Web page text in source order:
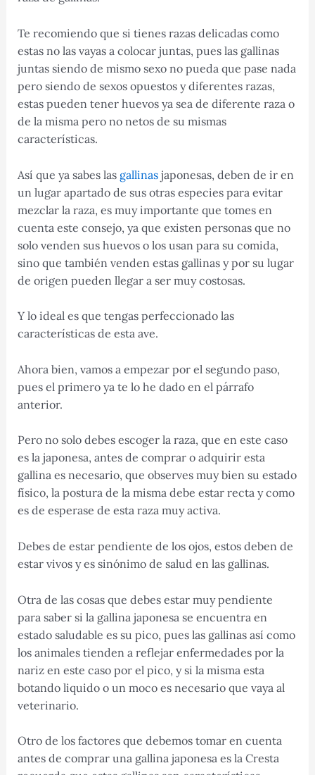
Te recomiendo que si tienes razas delicadas como
estas no las vayas a colocar juntas, pues las gallinas
juntas siendo de mismo sexo no pueda que pase nada
pero siendo de sexos opuestos y diferentes razas,
estas pueden tener huevos ya sea de diferente raza o
de la misma pero no netos de su mismas
características.
Así que ya sabes lasgallinasjaponesas, deben de ir en
un lugar apartado de sus otras especies para evitar
mezclar la raza, es muy importante que tomes en
cuenta este consejo, ya que existen personas que no
solo venden sus huevos o los usan para su comida,
sino que también venden estas gallinas y por su lugar
de origen pueden llegar a ser muy costosas.
Y lo ideal es que tengas perfeccionado las
características de esta ave.
Ahora bien, vamos a empezar por el segundo paso,
pues el primero ya te lo he dado en el párrafo
anterior.
Pero no solo debes escoger la raza, que en este caso
es la japonesa, antes de comprar o adquirir esta
gallina es necesario, que observes muy bien su estado
físico, la postura de la misma debe estar recta y como
es de esperase de esta raza muy activa.
Debes de estar pendiente de los ojos, estos deben de
estar vivos y es sinónimo de salud en las gallinas.
Otra de las cosas que debes estar muy pendiente
para saber si la gallina japonesa se encuentra en
estado saludable es su pico, pues las gallinas así como
los animales tienden a reflejar enfermedades por la
nariz en este caso por el pico, y si la misma esta
botando liquido o un moco es necesario que vaya al
veterinario.
Otro de los factores que debemos tomar en cuenta
antes de comprar una gallina japonesa es la Cresta